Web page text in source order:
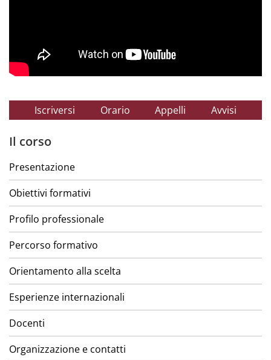
Iscriversi Orario Appelli Avvisi
Il corso
Presentazione
Obiettivi formativi
Profilo professionale
Percorso formativo
Orientamento alla scelta
Esperienze internazionali
Docenti
Organizzazione e contatti